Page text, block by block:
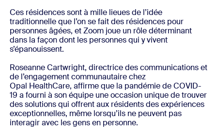
Ces résidences sont à mille lieues de l’idée
traditionnelle que l’on se fait des résidences pour
personnes âgées, et Zoom joue un rôle déterminant
dans la façon dont les personnes qui y vivent
s’épanouissent.
Roseanne Cartwright, directrice des communications et
de l’engagement communautaire chez
Opal HealthCare, affirme que la pandémie de COVID-
19 a fourni à son équipe une occasion unique de trouver
des solutions qui offrent aux résidents des expériences
exceptionnelles, même lorsqu’ils ne peuvent pas
interagir avec les gens en personne.